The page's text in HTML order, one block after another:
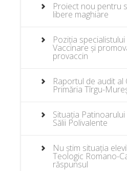
Proiect nou pentru
libere maghiare
Poziția
Vaccinare și
provaccin
Raportul de audit al
Primăria Tîrgu-
Situația
Sălii Polivalente
Nu știm situația
Teologic Romano-
răspunsul